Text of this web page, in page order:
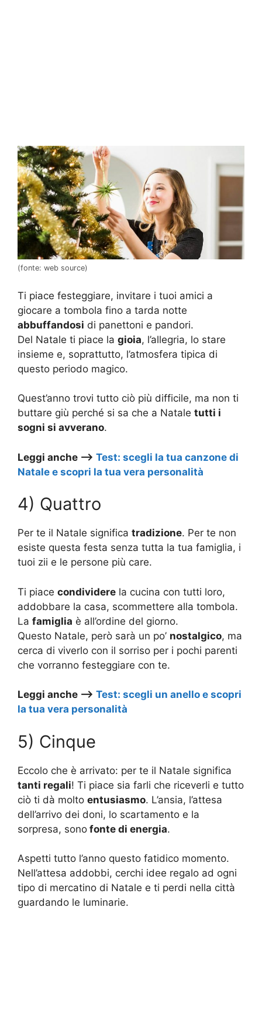
(fonte: web source)
Ti piace festeggiare, invitare i tuoi amici a
giocare a tombola fino a tarda notte
abbuffandosi di panettoni e pandori.
Del Natale ti piace la gioia, l’allegria, lo stare
insieme e, soprattutto, l’atmosfera tipica di
questo periodo magico.
Quest’anno trovi tutto ciò più difficile, ma non ti
buttare giù perché si sa che a Natale tutti i
sogni si avverano.
Leggi anche –> Test: scegli la tua canzone di
Natale e scopri la tua vera personalità
4) Quattro
Per te il Natale significa tradizione. Per te non
esiste questa festa senza tutta la tua famiglia, i
tuoi zii e le persone più care.
Ti piace condividere la cucina con tutti loro,
addobbare la casa, scommettere alla tombola.
La famiglia è all’ordine del giorno.
Questo Natale, però sarà un po’ nostalgico, ma
cerca di viverlo con il sorriso per i pochi parenti
che vorranno festeggiare con te.
Leggi anche –> Test: scegli un anello e scopri
la tua vera personalità
5) Cinque
Eccolo che è arrivato: per te il Natale significa
tanti regali! Ti piace sia farli che riceverli e tutto
ciò ti dà molto entusiasmo. L’ansia, l’attesa
dell’arrivo dei doni, lo scartamento e la
sorpresa, sono fonte di energia.
Aspetti tutto l’anno questo fatidico momento.
Nell’attesa addobbi, cerchi idee regalo ad ogni
tipo di mercatino di Natale e ti perdi nella città
guardando le luminarie.